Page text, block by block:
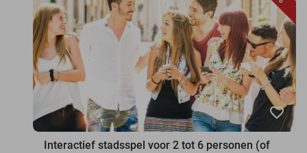
favorite_border
Interactief stadsspel voor 2 tot 6 personen (of